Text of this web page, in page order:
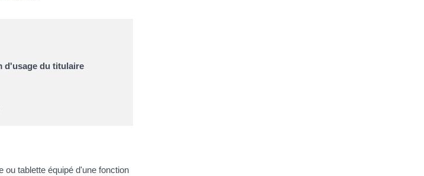
d'usage du titulaire
ou tablette équipé d'une fonction